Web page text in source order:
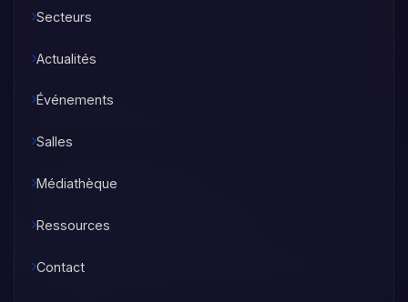
Secteurs
Actualités
Événements
Salles
Médiathèque
Ressources
Contact